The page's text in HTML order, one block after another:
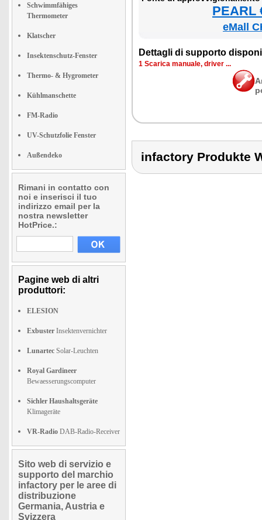
Schwimmfähiges
Thermometer
Klatscher
Insektenschutz-Fenster
Thermo- & Hygrometer
Kühlmanschette
FM-Radio
UV-Schutzfolie Fenster
Außendeko
Rimani in contatto con
noi e inserisci il tuo
indirizzo email per la
nostra newsletter
HotPrice.:
Pagine web di altri
produttori:
ELESION
Exbuster Insektenvernichter
Lunartec Solar-Leuchten
Royal Gardineer
Bewaesserungscomputer
Sichler Haushaltsgeräte
Klimageräte
VR-Radio DAB-Radio-Receiver
Sito web di servizio e
supporto del marchio
infactory per le aree di
distribuzione
Germania, Austria e
Svizzera
PEARL
eMall
Det­ta­gli di sup­por­to
1 Sca­ri­ca ma­nua­le, dri­ver ...
infactory Produkte